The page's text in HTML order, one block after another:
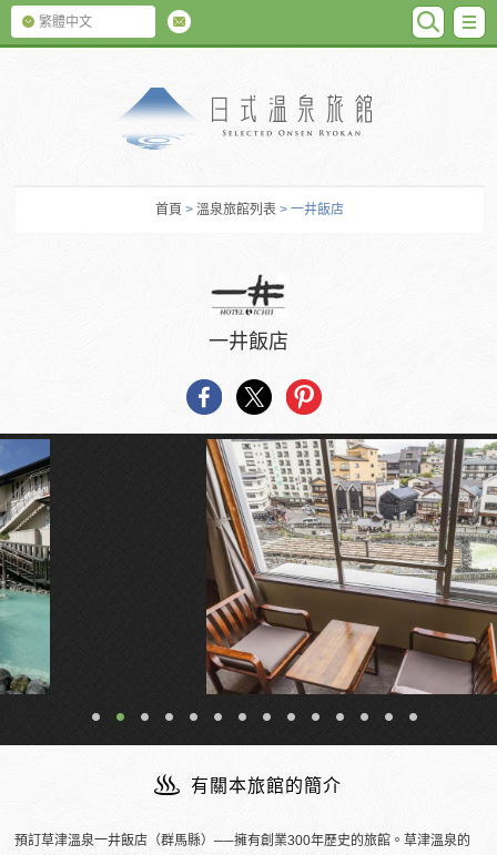
繁體中文
首頁 > 溫泉旅館列表 > 一井飯店
一井飯店
有關本旅館的簡介
預訂草津溫泉一井飯店（群馬縣）──擁有創業300年歷史的旅館。草津溫泉的